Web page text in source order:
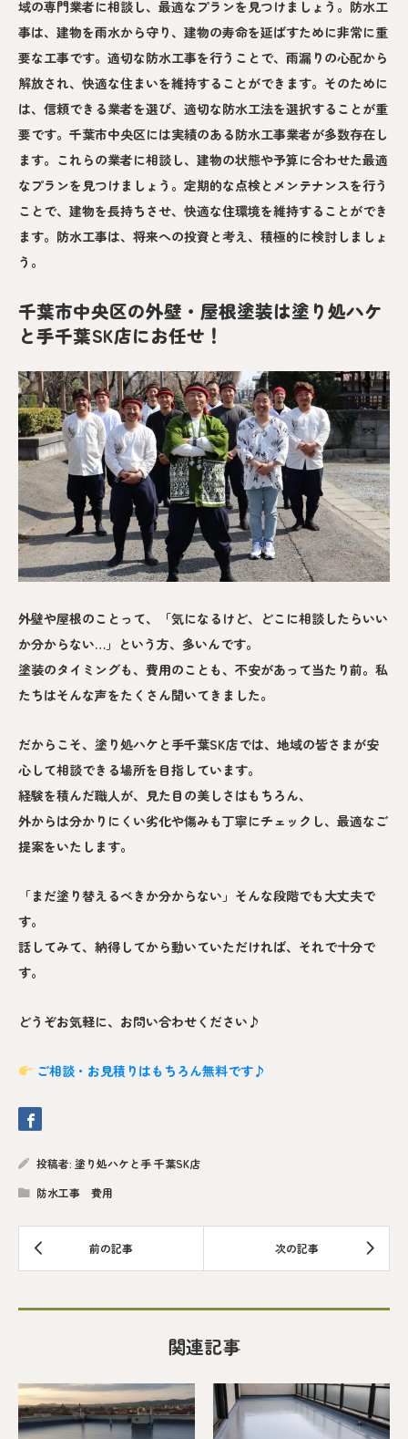
域の専門業者に相談し、最適なプランを見つけましょう。防水工
事は、建物を雨水から守り、建物の寿命を延ばすために非常に重
要な工事です。適切な防水工事を行うことで、雨漏りの心配から
解放され、快適な住まいを維持することができます。そのために
は、信頼できる業者を選び、適切な防水工法を選択することが重
要です。千葉市中央区には実績のある防水工事業者が多数存在し
ます。これらの業者に相談し、建物の状態や予算に合わせた最適
なプランを見つけましょう。定期的な点検とメンテナンスを行う
ことで、建物を長持ちさせ、快適な住環境を維持することができ
ます。防水工事は、将来への投資と考え、積極的に検討しましょ
う。
千葉市中央区の外壁・屋根塗装は塗り処ハケ
と手千葉SK店にお任せ！
外壁や屋根のことって、「気になるけど、どこに相談したらいい
か分からない…」という方、多いんです。
塗装のタイミングも、費用のことも、不安があって当たり前。私
たちはそんな声をたくさん聞いてきました。
だからこそ、塗り処ハケと手千葉SK店では、地域の皆さまが安
心して相談できる場所を目指しています。
経験を積んだ職人が、見た目の美しさはもちろん、
外からは分かりにくい劣化や傷みも丁寧にチェックし、最適なご
提案をいたします。
「まだ塗り替えるべきか分からない」そんな段階でも大丈夫で
す。
話してみて、納得してから動いていただければ、それで十分で
す。
どうぞお気軽に、お問い合わせください♪
ご相談・お見積りはもちろん無料です♪
投稿者: 塗り処ハケと手 千葉SK店
防水工事 費用
関連記事